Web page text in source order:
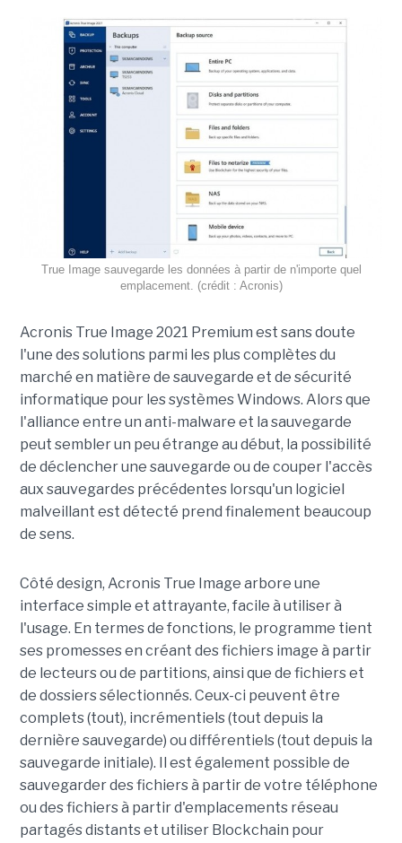
True Image sauvegarde les données à partir de n'importe quel
emplacement. (crédit : Acronis)
Acronis True Image 2021 Premium est sans doute
l'une des solutions parmi les plus complètes du
marché en matière de sauvegarde et de sécurité
informatique pour les systèmes Windows. Alors que
l'alliance entre un anti-malware et la sauvegarde
peut sembler un peu étrange au début, la possibilité
de déclencher une sauvegarde ou de couper l'accès
aux sauvegardes précédentes lorsqu'un logiciel
malveillant est détecté prend finalement beaucoup
de sens.
Côté design, Acronis True Image arbore une
interface simple et attrayante, facile à utiliser à
l'usage. En termes de fonctions, le programme tient
ses promesses en créant des fichiers image à partir
de lecteurs ou de partitions, ainsi que de fichiers et
de dossiers sélectionnés. Ceux-ci peuvent être
complets (tout), incrémentiels (tout depuis la
dernière sauvegarde) ou différentiels (tout depuis la
sauvegarde initiale). Il est également possible de
sauvegarder des fichiers à partir de votre téléphone
ou des fichiers à partir d'emplacements réseau
partagés distants et utiliser Blockchain pour